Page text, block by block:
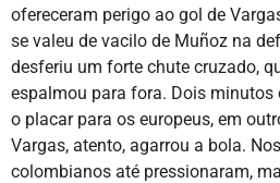
ofereceram perigo ao gol de
se valeu de vacilo de Muñoz na
desferiu um forte chute cruzado,
espalmou para fora. Dois minutos
o placar para os europeus, em
Vargas, atento, agarrou a bola.
colombianos até pressionaram,